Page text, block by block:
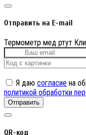
Отправить на E-mail
Термометр мед ртут
Я даю согласие на
политикой обработки
Отправить
QR-код